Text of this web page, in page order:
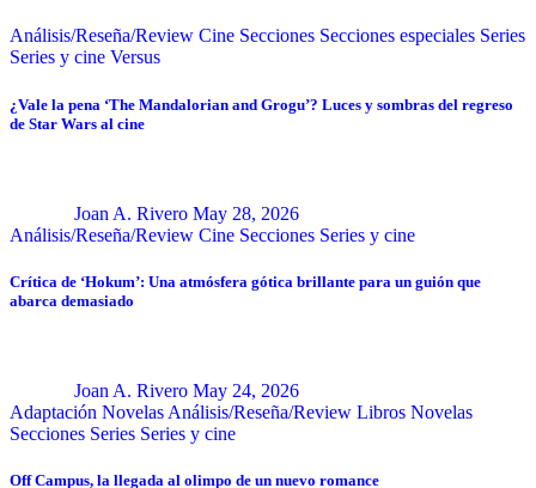
Análisis/Reseña/Review Cine Secciones Secciones especiales Series
Series y cine Versus
¿Vale la pena ‘The Mandalorian and Grogu’? Luces y sombras del regreso
de Star Wars al cine
Joan A. Rivero May 28, 2026
Análisis/Reseña/Review Cine Secciones Series y cine
Crítica de ‘Hokum’: Una atmósfera gótica brillante para un guión que
abarca demasiado
Joan A. Rivero May 24, 2026
Adaptación Novelas Análisis/Reseña/Review Libros Novelas
Secciones Series Series y cine
Off Campus, la llegada al olimpo de un nuevo romance